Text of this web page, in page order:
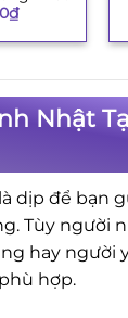
₫
Nhật
dịp để bạn
Tùy người
hay người
hợp.